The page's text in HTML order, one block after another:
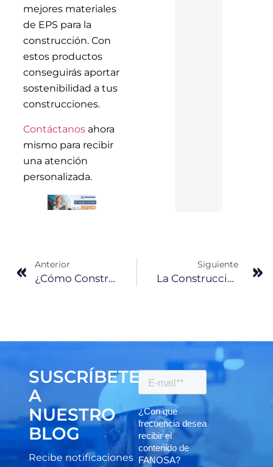
mejores materiales
de EPS para la
construcción. Con
estos productos
conseguirás aportar
sostenibilidad a tus
construcciones.
Contáctanosahora
mismo para recibir
una atención
personalizada.
Anterior
¿Cómo Construir Edificaciones Más Sustentables?
Siguiente
La Construcción En Seco Y EPS Como Alternativas De Métodos Constructivos
SUSCRÍBETE
A
NUESTRO
BLOG
Recibe notificaciones